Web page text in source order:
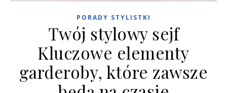
PORADY STYLISTKI
Twój stylowy sejf
Kluczowe elementy
garderoby, które zawsze